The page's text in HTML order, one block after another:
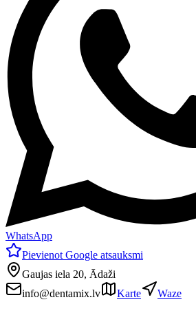
WhatsApp
Pievienot Google atsauksmi
Gaujas iela 20, Ādaži
info@dentamix.lv
Karte Waze